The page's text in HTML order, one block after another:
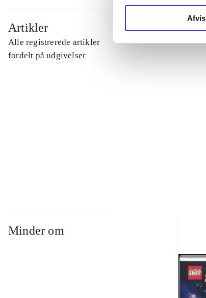
Afvis
Artikler
Alle registrerede artikler
fordelt på udgivelser
Minder om